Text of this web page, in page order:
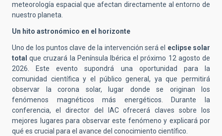
meteorología espacial que afectan directamente al entorno de
nuestro planeta.
Un hito astronómico en el horizonte
Uno de los puntos clave de la intervención será el eclipse solar
total que cruzará la Península Ibérica el próximo 12 agosto de
2026. Este evento supondrá una oportunidad para la
comunidad científica y el público general, ya que permitirá
observar la corona solar, lugar donde se originan los
fenómenos magnéticos más energéticos. Durante la
conferencia, el director del IAC ofrecerá claves sobre los
mejores lugares para observar este fenómeno y explicará por
qué es crucial para el avance del conocimiento científico.